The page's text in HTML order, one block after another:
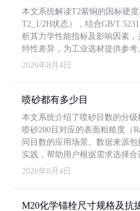
本文系统解读T2紫铜的国标硬
T2_1/2H状态），结合GB/T
析其力学性能指标及影响因素
特性差异，为工业选材提供参考
2026年8月4日
喷砂都有多少目
本文系统介绍了喷砂目数的分
喷砂200目对应的表面粗糙度（
同目数的应用场景。数据来源
实践，帮助用户根据需求选择合
2026年8月4日
M20化学锚栓尺寸规格及抗